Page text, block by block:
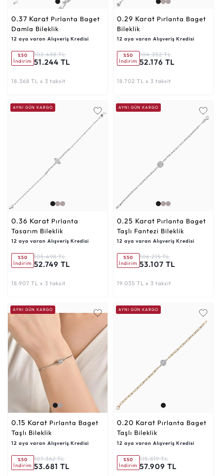
0.37 Karat
Damla Bileklik
12 aya varan Alışveriş Kredisi
%50
İndirim
102.488 TL
51.244 TL
18.368 TL x 3 taksit
0.29 Karat
Bileklik
12 aya varan Alışveriş Kredisi
%50
İndirim
104.352 TL
52.176 TL
18.702 TL x 3 taksit
AYNI GÜN KARGO
0.36 Karat
Tasarım Bileklik
12 aya varan Alışveriş Kredisi
%50
İndirim
105.498 TL
52.749 TL
18.907 TL x 3 taksit
AYNI GÜN KARGO
0.25 Karat
Taşlı Fantezi Bileklik
12 aya varan Alışveriş Kredisi
%50
İndirim
106.215 TL
53.107 TL
19.035 TL x 3 taksit
AYNI GÜN KARGO
0.15 Karat
Taşlı Bileklik
12 aya varan Alışveriş Kredisi
%50
İndirim
107.362 TL
53.681 TL
AYNI GÜN KARGO
0.20 Karat
Taşlı Bileklik
12 aya varan Alışveriş Kredisi
%50
İndirim
115.819 TL
57.909 TL